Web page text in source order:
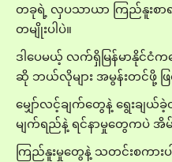
တခုရဲ့ လှပသာယာ ကြည်နူးစာရ
တမျိုးပါပဲ။
ဒါပေမယ့် လက်ရှိမြန်မာနိုင်ငံ
ဆို ဘယ်လိုများ အမွန်းတင်ဖို့ ဖြ
မျှော်လင့်ချက်တွေနဲ့ ရွေးခ
မျက်ရည်နဲ့ ရင်နာမှုတွေကပဲ
ကြည်နူးမှုတွေနဲ့ သတင်းစကား